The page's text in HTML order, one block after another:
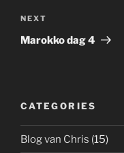
Next
Post
NEXT
Marokko dag 4
CATEGORIES
Blog van Chris (15)